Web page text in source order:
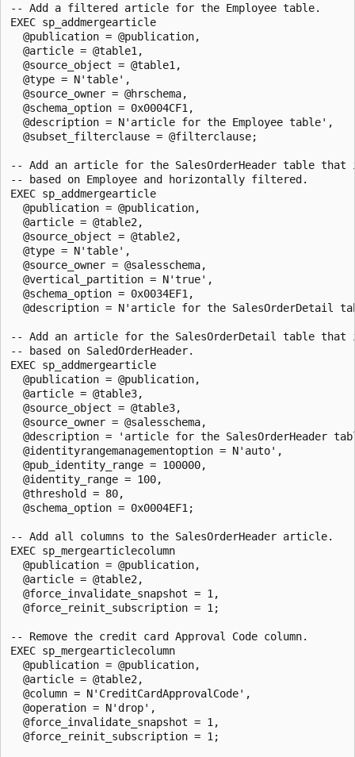
-- Add a filtered article for the Employee table.
EXEC sp_addmergearticle
  @publication = @publication,
  @article = @table1,
  @source_object = @table1,
  @type = N'table',
  @source_owner = @hrschema,
  @schema_option = 0x0004CF1,
  @description = N'article for the Employee table',
  @subset_filterclause = @filterclause;
-- Add an article for the SalesOrderHeader table
-- based on Employee and horizontally filtered.
EXEC sp_addmergearticle
  @publication = @publication,
  @article = @table2,
  @source_object = @table2,
  @type = N'table',
  @source_owner = @salesschema,
  @vertical_partition = N'true',
  @schema_option = 0x0034EF1,
@description = N'article for the SalesOrderDetail
-- Add an article for the SalesOrderDetail table
-- based on SaledOrderHeader.
EXEC sp_addmergearticle
  @publication = @publication,
  @article = @table3,
  @source_object = @table3,
  @source_owner = @salesschema,
@description = 'article for the SalesOrderHeader
  @identityrangemanagementoption = N'auto',
  @pub_identity_range = 100000,
  @identity_range = 100,
  @threshold = 80,
  @schema_option = 0x0004EF1;
-- Add all columns to the SalesOrderHeader article.
EXEC sp_mergearticlecolumn
  @publication = @publication,
  @article = @table2,
  @force_invalidate_snapshot = 1,
  @force_reinit_subscription = 1;
-- Remove the credit card Approval Code column.
EXEC sp_mergearticlecolumn
  @publication = @publication,
  @article = @table2,
  @column = N'CreditCardApprovalCode',
  @operation = N'drop',
  @force_invalidate_snapshot = 1,
  @force_reinit_subscription = 1;